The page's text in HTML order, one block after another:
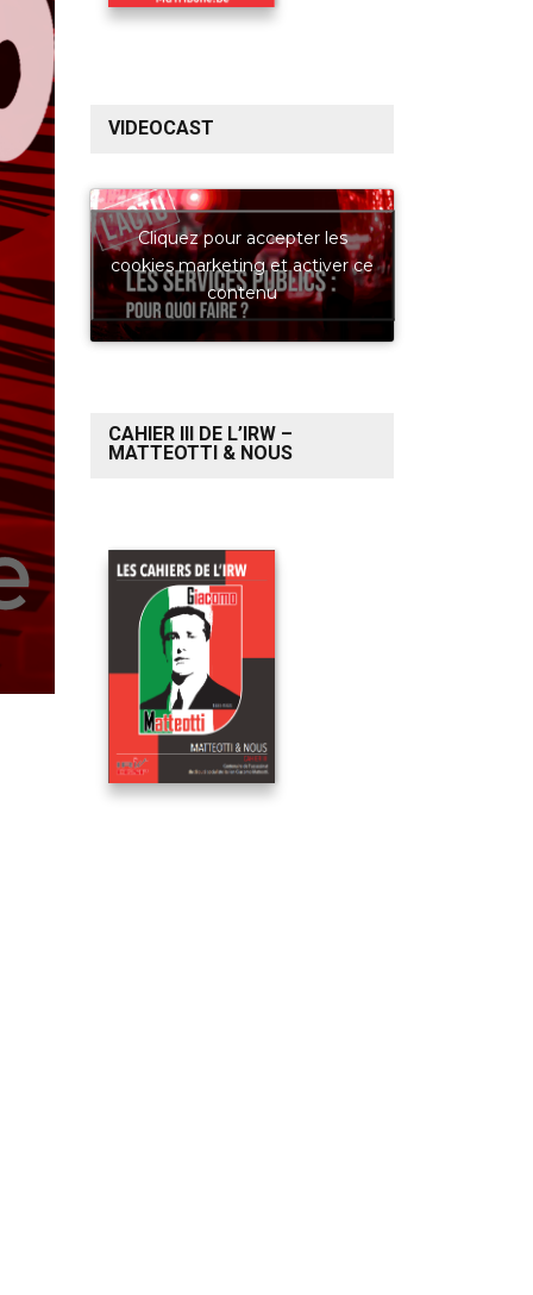
VIDEOCAST
Cliquez pour accepter les
cookies marketing et activer ce
contenu
CAHIER III DE L’IRW –
MATTEOTTI & NOUS